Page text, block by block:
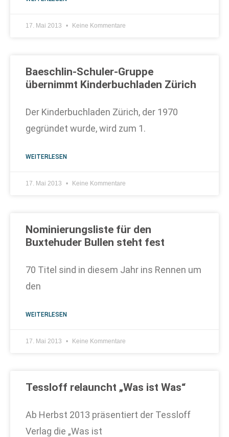
17. Mai 2013 Keine Kommentare
Baeschlin-Schuler-Gruppe
übernimmt Kinderbuchladen Zürich
Der Kinderbuchladen Zürich, der 1970
gegründet wurde, wird zum 1.
WEITERLESEN
17. Mai 2013 Keine Kommentare
Nominierungsliste für den
Buxtehuder Bullen steht fest
70 Titel sind in diesem Jahr ins Rennen um
den
WEITERLESEN
17. Mai 2013 Keine Kommentare
Tessloff relauncht „Was ist Was“
Ab Herbst 2013 präsentiert der Tessloff
Verlag die „Was ist